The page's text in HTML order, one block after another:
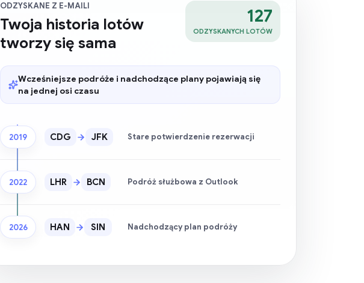
ODZYSKANE Z E-MAILI
Twoja historia lotów
tworzy się sama
127
ODZYSKANYCH LOTÓW
Wcześniejsze podróże i nadchodzące plany pojawiają się
na jednej osi czasu
2019 CDG JFK Stare potwierdzenie rezerwacji
2022 LHR BCN Podróż służbowa z Outlook
2026 HAN SIN Nadchodzący plan podróży